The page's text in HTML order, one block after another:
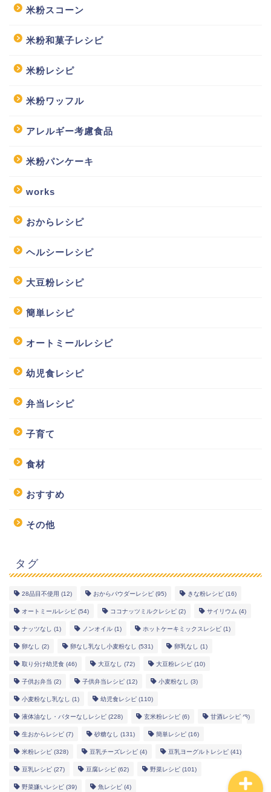
米粉スコーン
米粉和菓子レシピ
米粉レシピ
米粉ワッフル
アレルギー考慮食品
米粉パンケーキ
works
おからレシピ
ヘルシーレシピ
大豆粉レシピ
簡単レシピ
オートミールレシピ
幼児食レシピ
弁当レシピ
子育て
食材
おすすめ
その他
タグ
28品目不使用 (12) おからパウダーレシピ (95) きな粉レシピ (16)
オートミールレシピ (54) ココナッツミルクレシピ (2) サイリウム (4)
ナッツなし (1) ノンオイル (1) ホットケーキミックスレシピ (1)
卵なし (2) 卵なし乳なし小麦粉なし (531) 卵乳なし (1)
取り分け幼児食 (46) 大豆なし (72) 大豆粉レシピ (10)
子供お弁当 (2) 子供弁当レシピ (12) 小麦粉なし (3)
小麦粉なし乳なし (1) 幼児食レシピ (110)
液体油なし・バターなしレシピ (228) 玄米粉レシピ (6) 甘酒レシピ (8)
生おからレシピ (7) 砂糖なし (131) 簡単レシピ (16)
米粉レシピ (328) 豆乳チーズレシピ (4) 豆乳ヨーグルトレシピ (41)
豆乳レシピ (27) 豆腐レシピ (62) 野菜レシピ (101)
野菜嫌いレシピ (39) 魚レシピ (4)
幼児食レシピ
米粉レシピ
ヘルシーレシピ
works